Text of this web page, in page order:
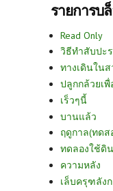
รายการบ
Read Only
วิธีทำสับปะ
ทางเดินใน
ปลูกกล้วยเพื่
เร็วๆนี้
บานแล้ว
ฤดูกาล(ทดส
ทดลองใช้ดิ
ความหลัง
เล็บครุฑลัง